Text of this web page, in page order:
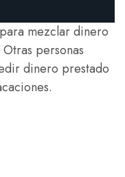
mezclar dinero
Otras personas
dinero prestado